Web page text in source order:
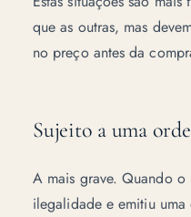
que as outras, mas
no preço antes da
Sujeito a uma
A mais grave. Quando
ilegalidade e emitiu uma